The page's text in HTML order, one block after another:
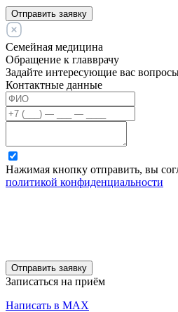
Отправить заявку
Семейная медицина
Обращение к главврачу
Задайте интересующие вас
Контактные данные
Нажимая кнопку отправить, вы
политикой конфиденциальности
Отправить заявку
Записаться на приём
Написать в MAX